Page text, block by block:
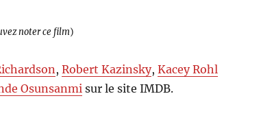
noter ce film)
,Robert Kazinsky,Kacey Rohl
Osunsanmi sur le site IMDB.